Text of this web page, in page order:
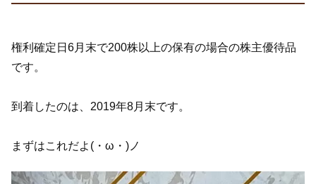
権利確定日6月末で200株以上の保有の場合の株主優待品
です。
到着したのは、2019年8月末です。
まずはこれだよ(・ω・)ノ